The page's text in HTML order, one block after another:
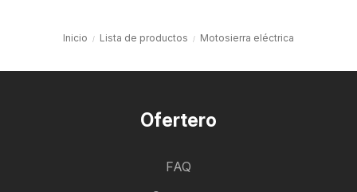
Inicio Lista de productos Motosierra eléctrica
Ofertero
FAQ